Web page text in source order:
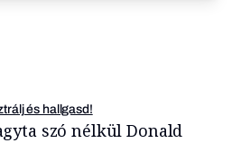
és hallgasd!
szó nélkül Donald